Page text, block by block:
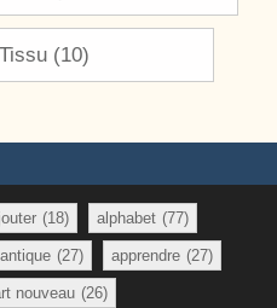
(10)
(18) alphabet (77)
antique (27) apprendre (27)
nouveau (26)